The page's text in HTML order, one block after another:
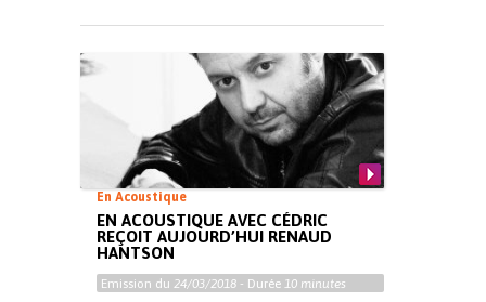
En Acoustique
EN ACOUSTIQUE AVEC CÉDRIC
REÇOIT AUJOURD’HUI RENAUD
HANTSON
Emission du 24/03/2018 - Durée 10 minutes